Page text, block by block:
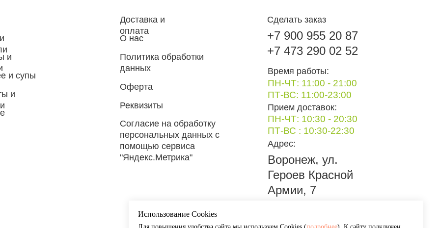
Доставка и
оплата
О нас
Политика обработки
данных
Согласие на обработку
персональных данных с
помощью сервиса
"Яндекс.Метрика"
Оферта
Реквизиты
и
и супы
и
Сделать заказ
+7 900 955 20 87
+7 473 290 02 52
Время работы:
ПН-ЧТ: 11:00 - 21:00
ПТ-ВС: 11:00-23:00
Адрес:
Воронеж, ул.
Героев Красной
Армии, 7
Прием доставок:
ПН-ЧТ: 10:30 - 20:30
ПТ-ВС : 10:30-22:30
Использование Cookies